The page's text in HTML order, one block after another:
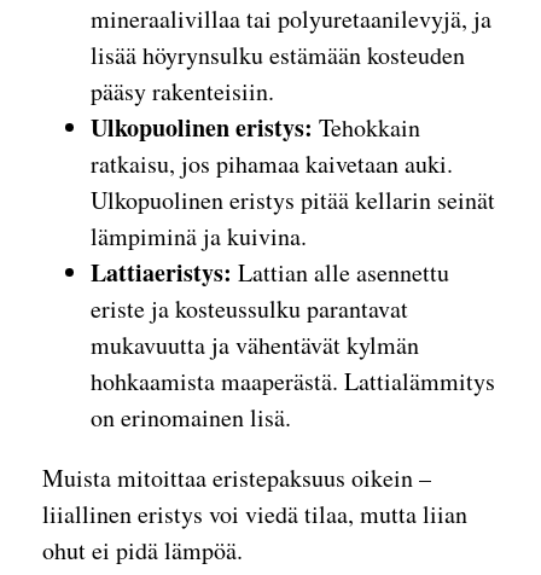
mineraalivillaa tai polyuretaanilevyjä, ja
lisää höyrynsulku estämään kosteuden
pääsy rakenteisiin.
Ulkopuolinen eristys: Tehokkain
ratkaisu, jos pihamaa kaivetaan auki.
Ulkopuolinen eristys pitää kellarin seinät
lämpiminä ja kuivina.
Lattiaeristys: Lattian alle asennettu
eriste ja kosteussulku parantavat
mukavuutta ja vähentävät kylmän
hohkaamista maaperästä. Lattialämmitys
on erinomainen lisä.
Muista mitoittaa eristepaksuus oikein –
liiallinen eristys voi viedä tilaa, mutta liian
ohut ei pidä lämpöä.